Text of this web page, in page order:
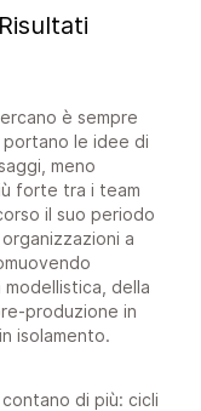
è sempre
le idee di
meno
forte tra i team
il suo periodo
a
modellistica, della
produzione in
isolamento.
di più: cicli